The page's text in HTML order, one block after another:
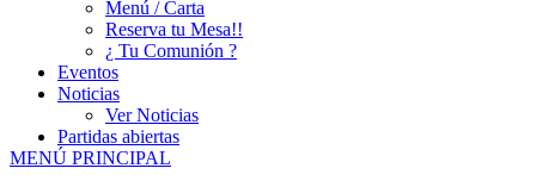
Menú / Carta
Reserva tu Mesa!!
¿ Tu Comunión ?
Eventos
Noticias
Ver Noticias
Partidas abiertas
MENÚ PRINCIPAL